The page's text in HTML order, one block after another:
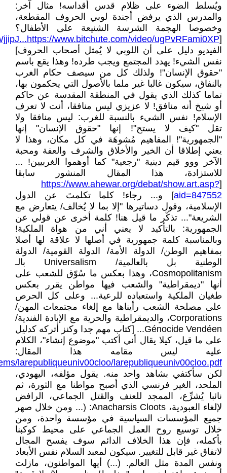
ويُسلط الضوء على ظلام قدس أقداسه! مثال آخر:
والمدرس الذي يرفض أجندة لوبي الحروف المقطعة،
وخصوصا الهجمة الشرسة الشنيعة على الأطفال؟
[
www.bitchute.com/video/ugPvRFami0XP
الفيديو دليل على أن اللوبي لا يُمثل أصحاب الحروف]
نفس الشيء! يهدد المجتمع ويجب طرده! وهذا يقع باسم
"حقوق الإنسان"! ولذلك كل من سيصف حكام الغرب
بالنفاق، سيكون غالبا غير ملما بالأصول التي يحكمون بها،
تماما كذلك الذي يقول في المنطقة المقدسة عن حاكم
أو شيخ أنه منافق! لا عزيزي ليس منافقا، أنت لا تعرف
الإسلام! نفس الشيء بالنسبة للغرب: ليس منافقا ولا
تقل "كيف لا يستح"! إنها "حقوق الإنسان" إنها
"الجمهورية"! المفاهيم مُشوهَة في كل مكان، وهذا لا
يعني إطلاقا أن الخير والأخلاق والشرف والعفة ومحبة
الآخر ووو قيم دينية "رجعية" كما أوهموا الغربيين! ...
للاستزادة، هذا المقال المنشور سابقا
[
https://www.ahewar.org/debat/show.art.asp?
aid=847552] و... رجاء! كلما تكلمتَ عن الدول
الإسلامية، وقول دساتيرها "إلا بما لا يُخالف/ يتعارض مع
الشريعة"... تذكّر ما قيل هنا! كلمة أخرى عن قولي عن
الجمهورية: بالتأكيد لا يعني أني من هواة الملكية!
وبالمناسبة كلمة جمهورية في أصلها لا علاقة لها أصلا
بمفاهيم الوطن/ الدولة الأمة/ الدولة القومية/ الدولة
الوطنية بل بالعالمية/ Universalism بالـ
Cosmopolitanism، وهذا بعكس ما سُوّق للشعب على
أنها "ديمقراطية" والشعب فيها مواطن يقرر بعكس
طغيان الملكية واستعباده للرعية... وعلى كل الحرص
على مصلحة الشعب رأيناها مع إلغاء مجتمعات المهن/
Corporations، والديمقراطية والحرية مع الإبادة الفندية/
Génocide Vendéen... [كتاب مهم جدا وكنز أتركه كدليل
على ما قيل، كيلا يقال أني أكتب "موضوع إنشاء"، الكلام
عليه ليس مقامه هذا المقال:
larepubliqueuniv00cloo/larepubliqueuniv00cloo.pdf
لكن سأكتفي بشاهد واحد منه. يقول مؤلفه، اليهودي،
الملحد، الغير فرنسي الذي أصبح مواطنا مع الثورة، ثم
نائبا يُشرِّع، الممجد للعنف والقتل الجماعي، الرافض
لإلغاء العبودية، Anacharsis Cloots: (... ومن خلال صهر
جميع المؤسسات السياسية في مؤسسة واحدة، ومن
خلال توسيع روح العمل الجماعي على محيط كوكبنا
بأكمله، فإن هذا الخلاف الدائم سوف يفسح المجال
لاتفاق غير قابل للتغيير. سيكون لمعبد السلام نفس الأبعاد
ونفس المدة مثل العالم. (...) أيها المواطنون، مازلت